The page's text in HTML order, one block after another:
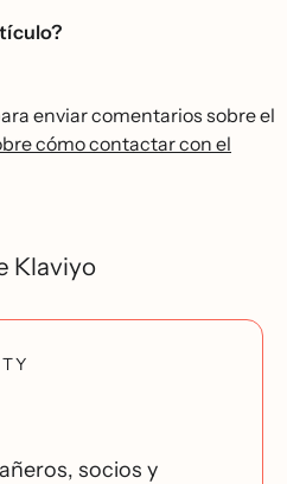
enviar comentarios sobre el
cómo contactar con el
Klaviyo
socios y